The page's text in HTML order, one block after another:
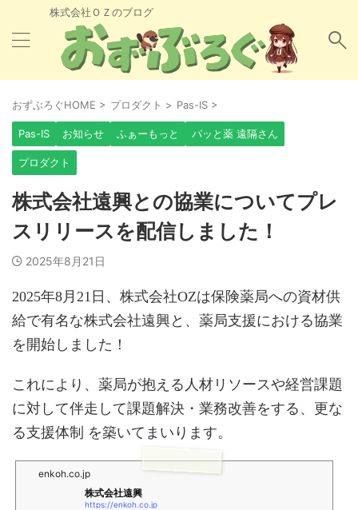
株式会社ＯＺのブログ
おずぶろぐHOME > プロダクト > Pas-IS >
Pas-IS お知らせ ふぁーもっと パッと薬 遠隔さん
プロダクト
株式会社遠興との協業についてプレ
スリリースを配信しました！
2025年8月21日
2025年8月21日、株式会社OZは保険薬局への資材供
給で有名な株式会社遠興と、薬局支援における協業
を開始しました！
これにより、薬局が抱える人材リソースや経営課題
に対して伴走して課題解決・業務改善をする、更な
る支援体制 を築いてまいります。
enkoh.co.jp
株式会社遠興
https://enkoh.co.jp